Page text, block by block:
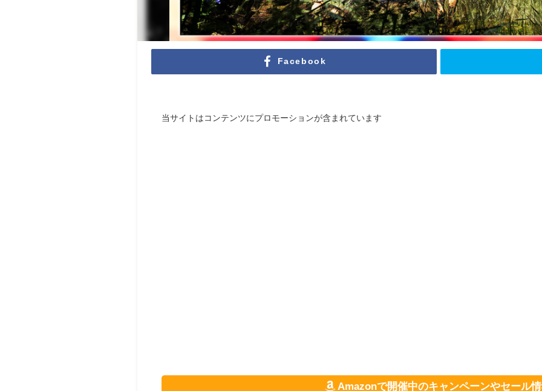
Facebook
当サイトはコンテンツにプロモーションが含まれています
Amazonで開催中のキャンペーンやセール